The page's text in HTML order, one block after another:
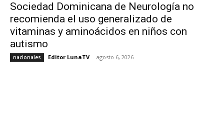
Sociedad Dominicana de Neurología no
recomienda el uso generalizado de
vitaminas y aminoácidos en niños con
autismo
nacionales Editor LunaTV - agosto 6, 2026